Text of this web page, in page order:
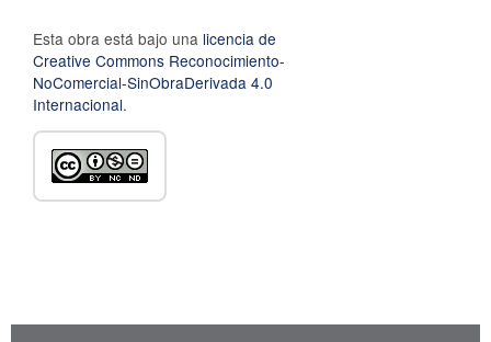
Esta obra está bajo una licencia de
Creative Commons Reconocimiento-
NoComercial-SinObraDerivada 4.0
Internacional.